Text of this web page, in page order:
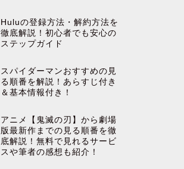
Huluの登録方法・解約方法を
徹底解説！初心者でも安心の
ステップガイド
スパイダーマンおすすめの見
る順番を解説！あらすじ付き
＆基本情報付き！
アニメ【鬼滅の刃】から劇場
版最新作までの見る順番を徹
底解説！無料で見れるサービ
スや筆者の感想も紹介！